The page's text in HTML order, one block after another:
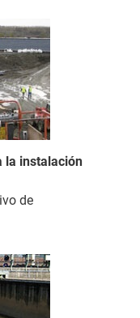
la instalación
de